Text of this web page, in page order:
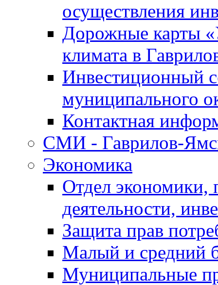
осуществления
Дорожные карты
климата в
Инвестиционный
муниципального
Контактная
СМИ - Гаврилов-
Экономика
Отдел экономики,
деятельности,
Защита прав
Малый и средний
Муниципальные